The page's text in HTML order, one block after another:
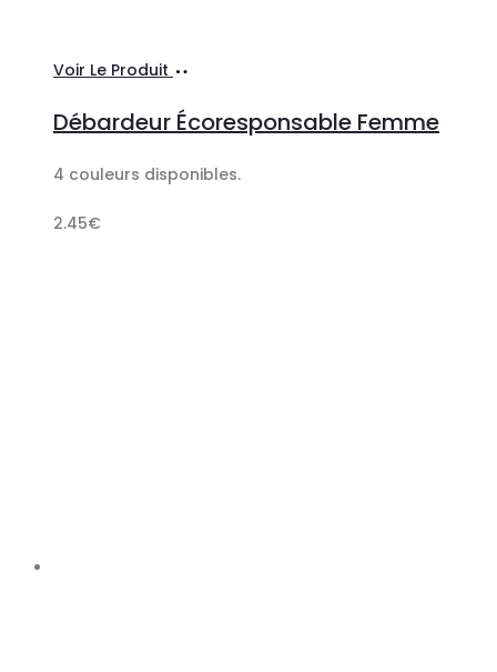
Voir Le Produit
panier
Débardeur Écoresponsable Femme
4 couleurs disponibles.
2.45€